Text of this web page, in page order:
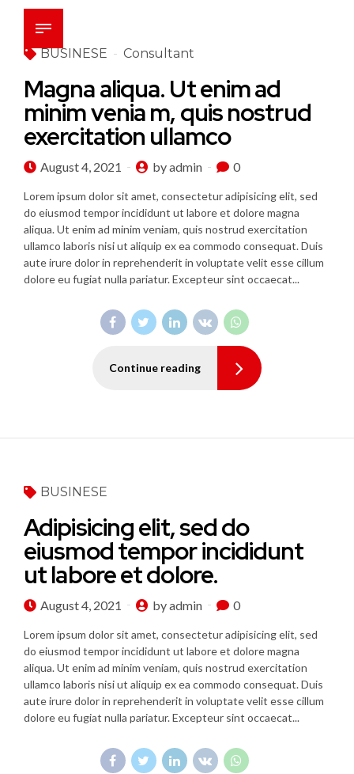
BUSINESE Consultant
Magna aliqua. Ut enim ad
minim venia m, quis nostrud
exercitation ullamco
August 4, 2021 by admin 0
Lorem ipsum dolor sit amet, consectetur adipisicing elit, sed
do eiusmod tempor incididunt ut labore et dolore magna
aliqua. Ut enim ad minim veniam, quis nostrud exercitation
ullamco laboris nisi ut aliquip ex ea commodo consequat. Duis
aute irure dolor in reprehenderit in voluptate velit esse cillum
dolore eu fugiat nulla pariatur. Excepteur sint occaecat...
Continue reading
BUSINESE
Adipisicing elit, sed do
eiusmod tempor incididunt
ut labore et dolore.
August 4, 2021 by admin 0
Lorem ipsum dolor sit amet, consectetur adipisicing elit, sed
do eiusmod tempor incididunt ut labore et dolore magna
aliqua. Ut enim ad minim veniam, quis nostrud exercitation
ullamco laboris nisi ut aliquip ex ea commodo consequat. Duis
aute irure dolor in reprehenderit in voluptate velit esse cillum
dolore eu fugiat nulla pariatur. Excepteur sint occaecat...